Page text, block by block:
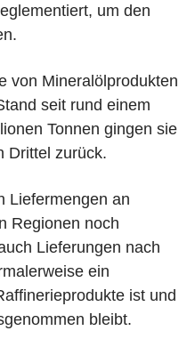
um den
von Mineralölprodukten
seit rund einem
Tonnen gingen sie
Drittel zurück.
Liefermengen an
Regionen noch
Lieferungen nach
ein
ist und
bleibt.